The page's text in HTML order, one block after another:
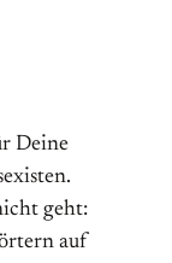
Deine
geht:
auf